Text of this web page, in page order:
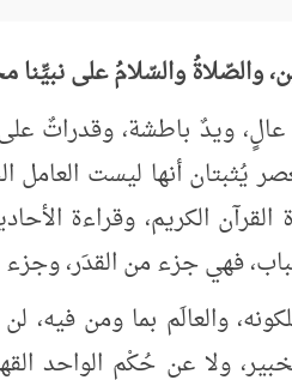
والصّلاةُ والسّلامُ على
ويدٌ باطشة، وقدراتٌ
يُثبتان أنها ليست
القرآن الكريم، وقراءة
فهي جزء من القدَر،
والعالَم بما ومن فيه،
ولا عن حُكْم الواحد